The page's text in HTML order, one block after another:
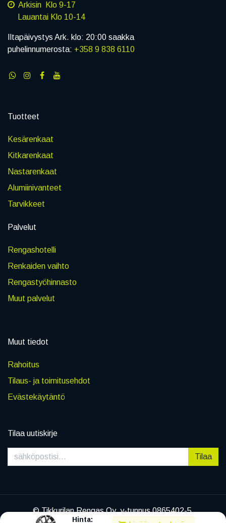
Hinta:
Arkisin Klo 9-17
Lauantai Klo 10-14
Iltapäivystys Ark. klo: 20:00 saakka
puhelinnumerosta: +358 9 838 6110
Tuotteet
Kesärenkaat
Kitkarenkaat
Nastarenkaat
Alumiinivanteet
Tarvikkeet
Palvelut
Rengashotelli
Renkaiden vaihto
Rengastyöhinnasto
Muut palvelut
Muut tiedot
Rahoitus
Tilaus- ja toimitusehdot
Evästekäytäntö
Tilaa uutiskirje
Tilaa
© Tikkurilan Rengas Oy, y-tunnus 0865402-5